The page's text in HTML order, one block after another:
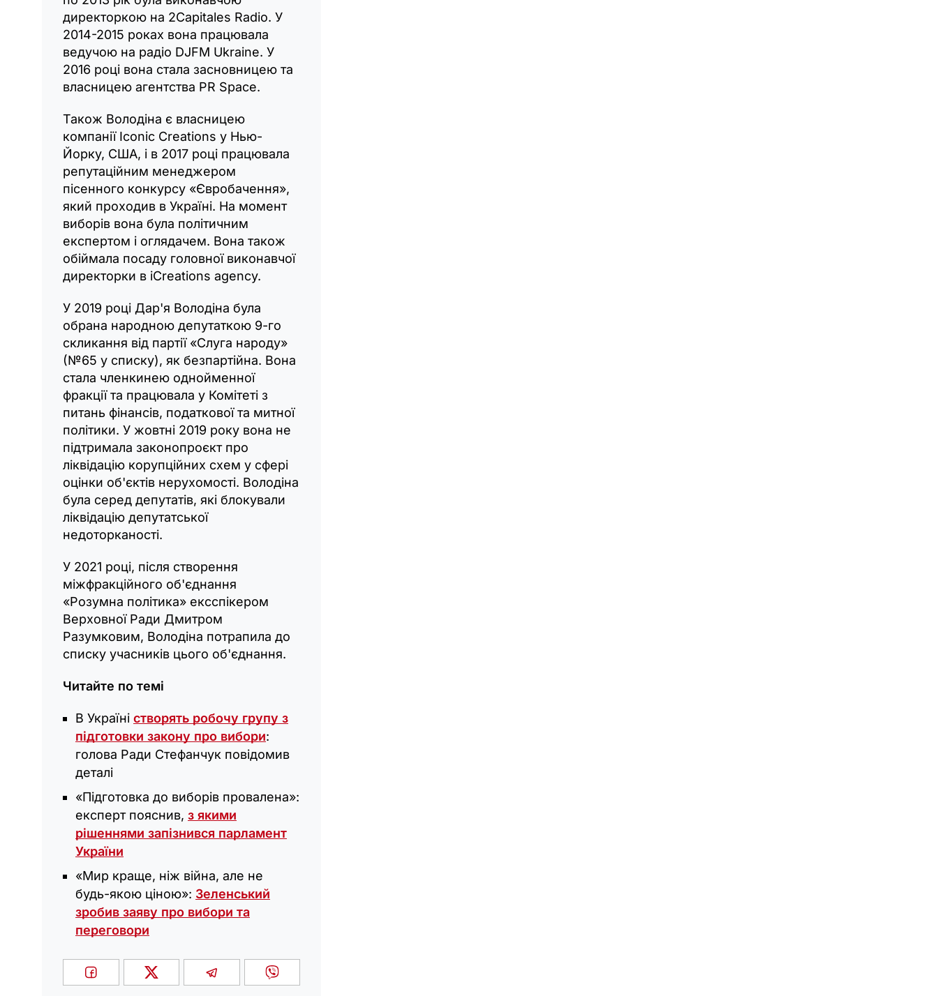
директоркою на 2Capitales Radio. У
2014-2015 роках вона працювала
ведучою на радіо DJFM Ukraine. У
2016 році вона стала засновницею та
власницею агентства PR Space.
Також Володіна є власницею
компанії Iconic Creations у Нью-
Йорку, США, і в 2017 році працювала
репутаційним менеджером
пісенного конкурсу «Євробачення»,
який проходив в Україні. На момент
виборів вона була політичним
експертом і оглядачем. Вона також
обіймала посаду головної виконавчої
директорки в iCreations agency.
У 2019 році Дар'я Володіна була
обрана народною депутаткою 9-го
скликання від партії «Слуга народу»
(№65 у списку), як безпартійна. Вона
стала членкинею однойменної
фракції та працювала у Комітеті з
питань фінансів, податкової та митної
політики. У жовтні 2019 року вона не
підтримала законопроєкт про
ліквідацію корупційних схем у сфері
оцінки об'єктів нерухомості. Володіна
була серед депутатів, які блокували
ліквідацію депутатської
недоторканості.
У 2021 році, після створення
міжфракційного об'єднання
«Розумна політика» ексспікером
Верховної Ради Дмитром
Разумковим, Володіна потрапила до
списку учасників цього об'єднання.
Читайте по темі
В Україні створять робочу групу з
підготовки закону про вибори:
голова Ради Стефанчук повідомив
деталі
«Підготовка до виборів провалена»:
експерт пояснив, з якими
рішеннями запізнився парламент
України
«Мир краще, ніж війна, але не
будь-якою ціною‎»: Зеленський
зробив заяву про вибори та
переговори